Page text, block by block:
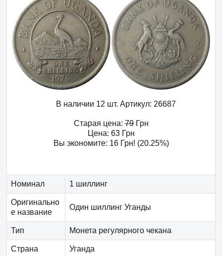
В наличии 12 шт. Артикул: 26687
Старая цена:79Грн
Цена: 63 Грн
Вы экономите: 16Грн! (20.25%)
Номинал 1 шиллинг
Оригинально
е название
Один шиллинг Уганды
Тип Монета регулярного чекана
Страна Уганда